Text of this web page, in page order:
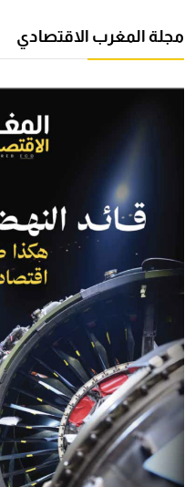
مجلة المغرب الاقتصادي